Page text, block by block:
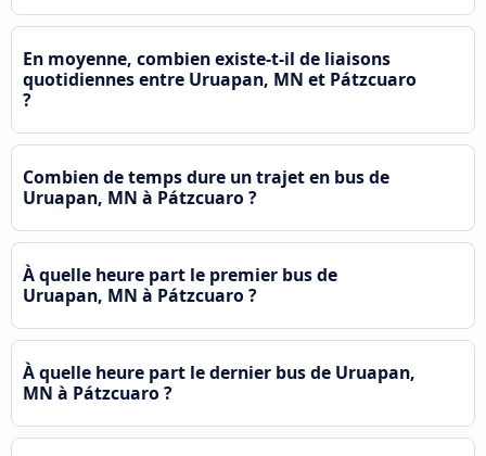
En moyenne, combien existe-t-il de liaisons
quotidiennes entre Uruapan, MN et Pátzcuaro
?
Combien de temps dure un trajet en bus de
Uruapan, MN à Pátzcuaro ?
À quelle heure part le premier bus de
Uruapan, MN à Pátzcuaro ?
À quelle heure part le dernier bus de Uruapan,
MN à Pátzcuaro ?